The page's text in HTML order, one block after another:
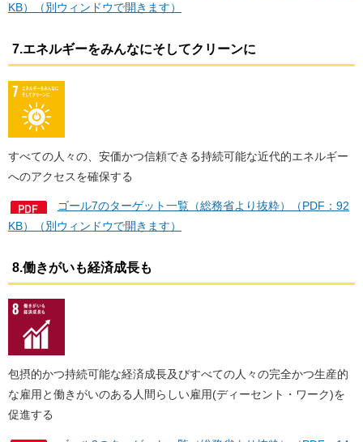
KB）（別ウィンドウで開きます）
7.エネルギーをみんなにそしてクリーンに
すべての人々の、安価かつ信頼できる持続可能な近代的エネルギー
へのアクセスを確保する
ゴール7のターゲット一覧（総務省より抜粋）（PDF：92
KB）（別ウィンドウで開きます）
8.働きがいも経済成長も
包摂的かつ持続可能な経済成長及びすべての人々の完全かつ生産的
な雇用と働きがいのある人間らしい雇用(ディーセント・ワーク)を
促進する